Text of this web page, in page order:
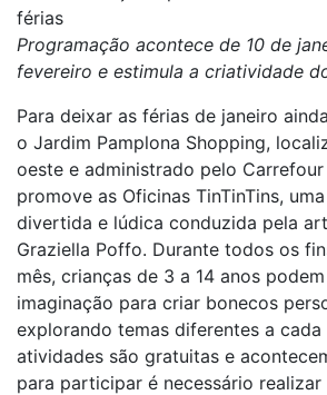
férias
Programação acontece de 10 de
fevereiro e estimula a criatividade
Para deixar as férias de janeiro
o Jardim Pamplona Shopping,
oeste e administrado pelo
promove as Oficinas TinTinTins,
divertida e lúdica conduzida pela
Graziella Poffo. Durante todos os
mês, crianças de 3 a 14 anos
imaginação para criar bonecos
explorando temas diferentes a cada
atividades são gratuitas e
para participar é necessário